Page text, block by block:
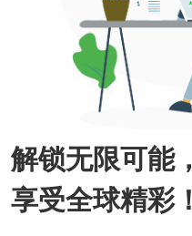
解锁无限可能，
享受全球精彩！